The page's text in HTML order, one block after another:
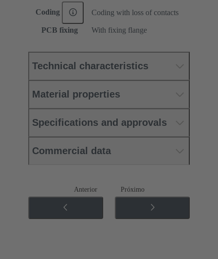
Coding Coding with loss of contacts
PCB fixing With fixing flange
Technical characteristics
Material properties
Specifications and approvals
Commercial data
Anterior Próximo